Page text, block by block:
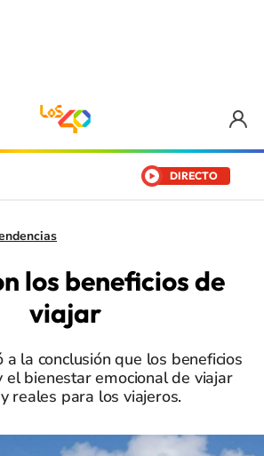
DIRECTO
los beneficios de
viajar
la conclusión que los beneficios
el bienestar emocional de viajar
reales para los viajeros.